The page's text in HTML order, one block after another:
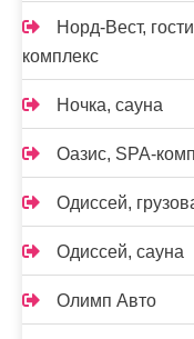
Норд-Вест,
комплекс
Ночка, сауна
Оазис, SPA-
Одиссей,
Одиссей, сауна
Олимп Авто